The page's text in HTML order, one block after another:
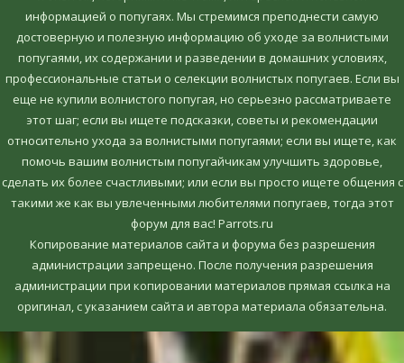
информацией о попугаях. Мы стремимся преподнести самую
достоверную и полезную информацию об уходе за волнистыми
попугаями, их содержании и разведении в домашних условиях,
профессиональные статьи о селекции волнистых попугаев. Если вы
еще не купили волнистого попугая, но серьезно рассматриваете
этот шаг; если вы ищете подсказки, советы и рекомендации
относительно ухода за волнистыми попугаями; если вы ищете, как
помочь вашим волнистым попугайчикам улучшить здоровье,
сделать их более счастливыми; или если вы просто ищете общения с
такими же как вы увлеченными любителями попугаев, тогда этот
форум для вас! Parrots.ru
Копирование материалов сайта и форума без разрешения
администрации запрещено. После получения разрешения
администрации при копировании материалов прямая ссылка на
оригинал, c указанием сайта и автора материала обязательна.